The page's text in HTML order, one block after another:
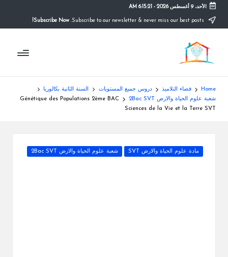
content
الأحد، 9 أغسطس 2026 -
6:15:22 AM
Subscribe Now!
م
و
ق
ع
التعليم
الصريح
Home فضاء التلاميذ دروس جميع المستويات
السنة الثانية بكالوريا
شعبة علوم الحياة والارض 2Bac SVT
Génétique des Populations 2ème BAC
Sciences de la Vie et la Terre SVT
Posted
مادة علوم الحياة والارض SVT شعبة علوم الحياة والارض 2Bac SVT